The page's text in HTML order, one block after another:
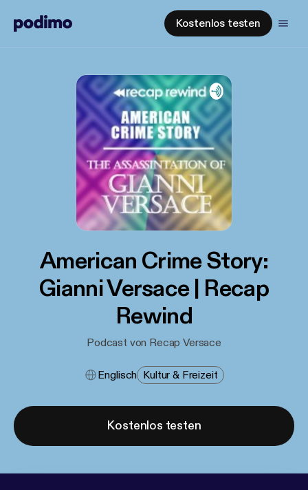
Kostenlos testen
American Crime Story:
Gianni Versace | Recap
Rewind
Podcast von Recap Versace
Englisch Kultur & Freizeit
Kostenlos testen